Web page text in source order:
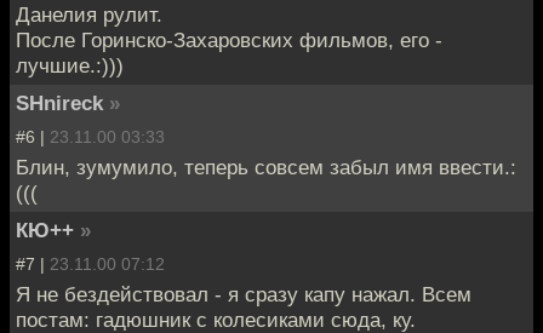
Данелия рулит.
После Горинско-Захаровских фильмов, его -
лучшие.:)))
SHnireck »
#6 | 23.11.00 03:33
Блин, зумумило, теперь совсем забыл имя ввести.:
(((
КЮ++ »
#7 | 23.11.00 07:12
Я не бездействовал - я сразу капу нажал. Всем
постам: гадюшник с колесиками сюда, ку.